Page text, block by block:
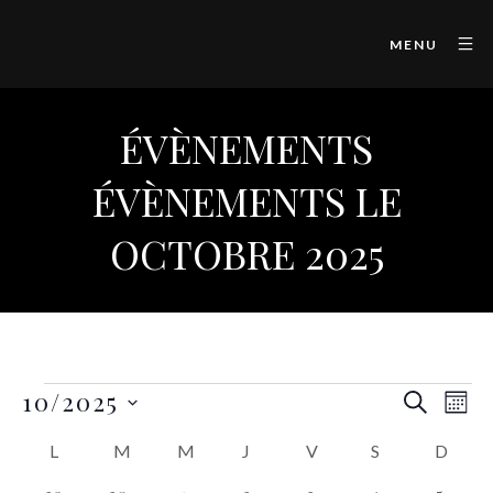
MENU
ÉVÈNEMENTS
ÉVÈNEMENTS LE
OCTOBRE 2025
10/2025
UNECalendrier
L M M J V S D